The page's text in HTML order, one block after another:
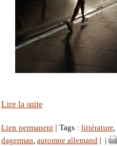
Lire la suite
Lien permanent| Tags :littérature,
dagerman, automne allemand